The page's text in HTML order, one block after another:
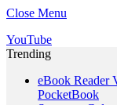
Close Menu
YouTube
Trending
eBook Reader
PocketBook